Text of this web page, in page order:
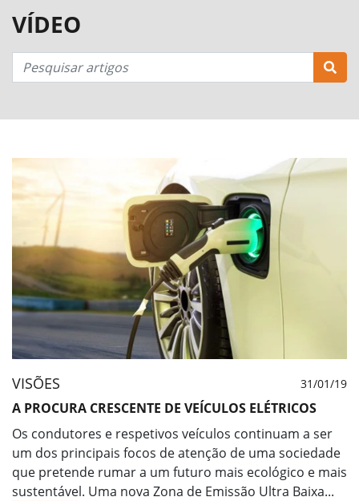
VÍDEO
VISÕES 31/01/19
A PROCURA CRESCENTE DE VEÍCULOS ELÉTRICOS
Os condutores e respetivos veículos continuam a ser
um dos principais focos de atenção de uma sociedade
que pretende rumar a um futuro mais ecológico e mais
sustentável. Uma nova Zona de Emissão Ultra Baixa...